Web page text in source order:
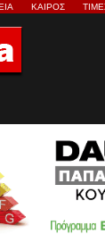
ΚΑΙΡΟΣ